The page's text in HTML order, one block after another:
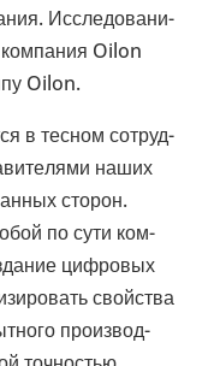
Иссле­до­ва­ни­
Oilon
Oilon.
в тесном сотруд­
наших
сторон.
по сути ком­
циф­ро­вых
свой­ства
про­из­вод­